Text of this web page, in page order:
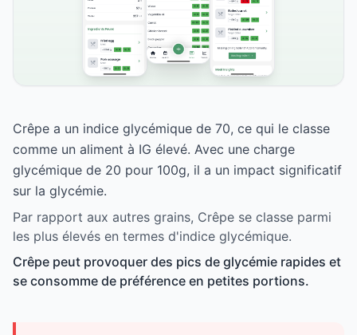
Crêpe a un indice glycémique de 70, ce qui le classe
comme un aliment à IG élevé. Avec une charge
glycémique de 20 pour 100g, il a un impact significatif
sur la glycémie.
Par rapport aux autres grains, Crêpe se classe parmi
les plus élevés en termes d'indice glycémique.
Crêpe peut provoquer des pics de glycémie rapides et
se consomme de préférence en petites portions.